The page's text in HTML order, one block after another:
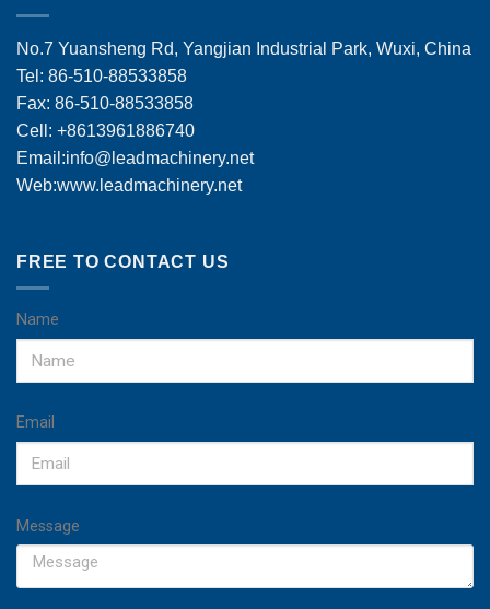
No.7 Yuansheng Rd, Yangjian Industrial Park, Wuxi, China
Tel: 86-510-88533858
Fax: 86-510-88533858
Cell: +8613961886740
Email:info@leadmachinery.net
Web:www.leadmachinery.net
FREE TO CONTACT US
Name
Email
Message